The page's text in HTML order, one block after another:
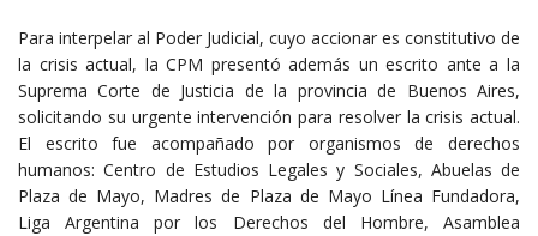
Para interpelar al Poder Judicial, cuyo accionar es constitutivo de
la crisis actual, la CPM presentó además un escrito ante a la
Suprema Corte de Justicia de la provincia de Buenos Aires,
solicitando su urgente intervención para resolver la crisis actual.
El escrito fue acompañado por organismos de derechos
humanos: Centro de Estudios Legales y Sociales, Abuelas de
Plaza de Mayo, Madres de Plaza de Mayo Línea Fundadora,
Liga Argentina por los Derechos del Hombre, Asamblea